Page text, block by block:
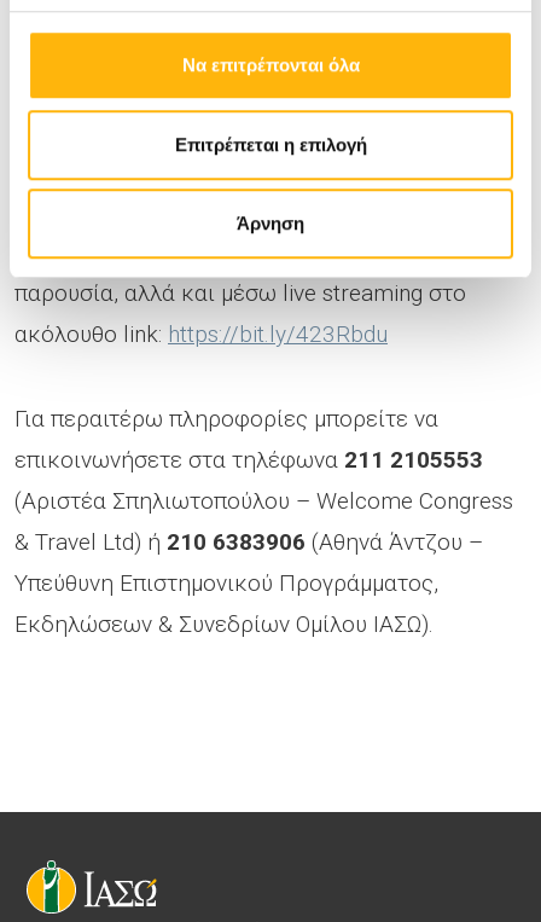
Να επιτρέπονται όλα
Επιτρέπεται η επιλογή
Άρνηση
Παίδων, τ. Επιμελήτρια Α' Παιδιατρικής Κλινικής
Η συμμετοχή και η παρακολούθηση είναι δωρεάν
και οι συμμετέχοντες θα έχουν τη δυνατότητα να
παρακολουθήσουν την ημερίδα με φυσική
παρουσία, αλλά και μέσω live streaming στο
ακόλουθο link: https://bit.ly/423Rbdu
Για περαιτέρω πληροφορίες μπορείτε να
επικοινωνήσετε στα τηλέφωνα 211 2105553
(Αριστέα Σπηλιωτοπούλου – Welcome Congress
& Travel Ltd) ή 210 6383906 (Αθηνά Άντζου –
Υπεύθυνη Επιστημονικού Προγράμματος,
Εκδηλώσεων & Συνεδρίων Ομίλου ΙΑΣΩ).